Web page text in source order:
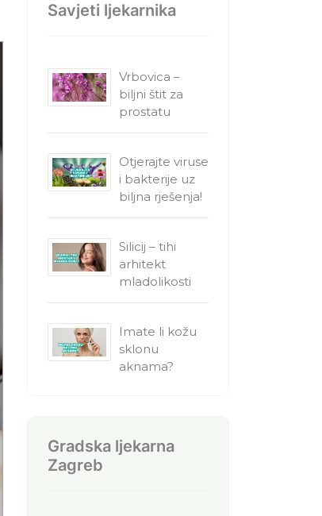
Savjeti ljekarnika
Vrbovica –
biljni štit za
prostatu
Otjerajte viruse
i bakterije uz
biljna rješenja!
Silicij – tihi
arhitekt
mladolikosti
Imate li kožu
sklonu
aknama?
Gradska ljekarna
Zagreb